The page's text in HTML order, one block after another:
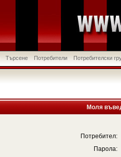
Търсене Потребители Потребителски
Моля
Потребител:
Парола: